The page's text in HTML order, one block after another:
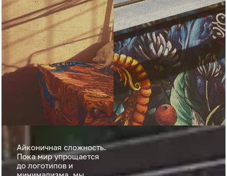
Айконичная сложность.
Пока мир упрощается
до логотипов и